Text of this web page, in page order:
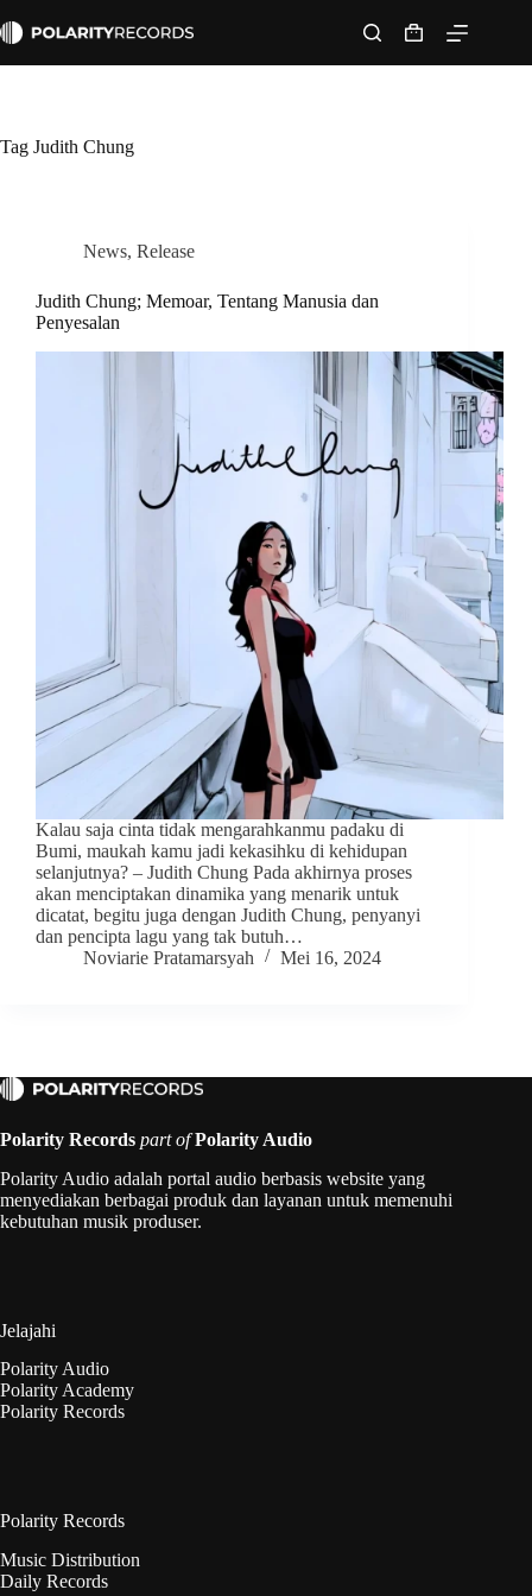
to
Shopping
cart
Tag Judith Chung
News, Release
Judith Chung; Memoar, Tentang Manusia dan
Penyesalan
Kalau saja cinta tidak mengarahkanmu padaku di
Bumi, maukah kamu jadi kekasihku di kehidupan
selanjutnya? – Judith Chung Pada akhirnya proses
akan menciptakan dinamika yang menarik untuk
dicatat, begitu juga dengan Judith Chung, penyanyi
dan pencipta lagu yang tak butuh…
Noviarie Pratamarsyah
Mei 16, 2024
Polarity Records part of Polarity Audio
Polarity Audio adalah portal audio berbasis website yang
menyediakan berbagai produk dan layanan untuk memenuhi
kebutuhan musik produser.
Jelajahi
Polarity Audio
Polarity Academy
Polarity Records
Polarity Records
Music Distribution
Daily Records